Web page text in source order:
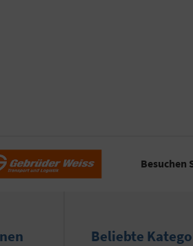
Besuchen
Beliebte